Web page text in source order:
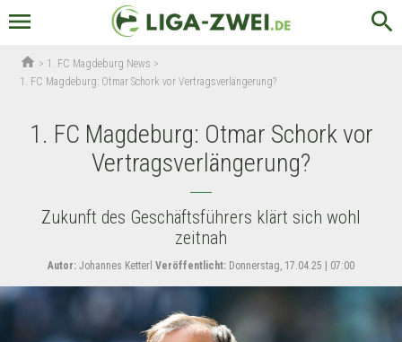
menu search
home > 1. FC Magdeburg News >
1. FC Magdeburg: Otmar Schork vor Vertragsverlängerung?
1. FC Magdeburg: Otmar Schork vor
Vertragsverlängerung?
Zukunft des Geschäftsführers klärt sich wohl
zeitnah
Autor: Johannes Ketterl Veröffentlicht: Donnerstag, 17.04.25 | 07:00